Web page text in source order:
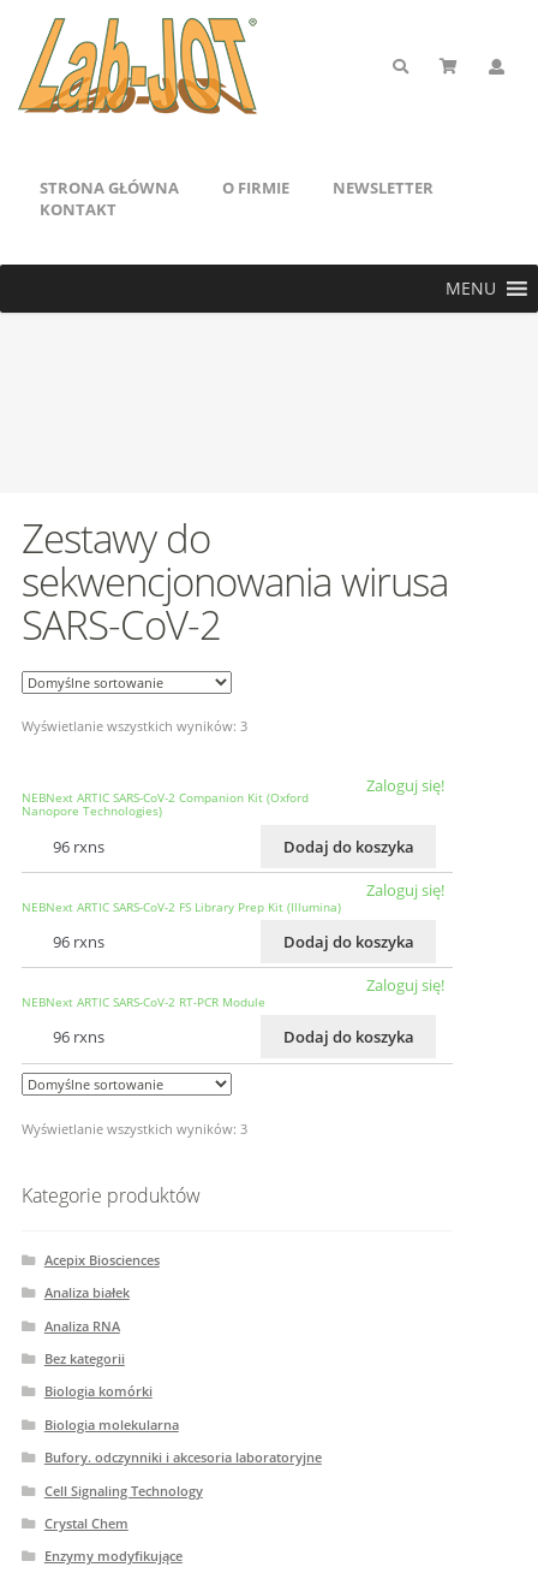
STRONA GŁÓWNA O FIRMIE
NEWSLETTER
KONTAKT
MENU
Zestawy do
sekwencjonowania wirusa
SARS-CoV-2
Wyświetlanie wszystkich wyników: 3
NEBNext ARTIC SARS-CoV-2 Companion Kit (Oxford
Nanopore Technologies)
96 rxns
Zaloguj się!
Dodaj do koszyka
NEBNext ARTIC SARS-CoV-2 FS Library Prep Kit (Illumina)
96 rxns
Zaloguj się!
Dodaj do koszyka
NEBNext ARTIC SARS-CoV-2 RT-PCR Module
96 rxns
Zaloguj się!
Dodaj do koszyka
Wyświetlanie wszystkich wyników: 3
Kategorie produktów
Acepix Biosciences
Analiza białek
Analiza RNA
Bez kategorii
Biologia komórki
Biologia molekularna
Bufory. odczynniki i akcesoria laboratoryjne
Cell Signaling Technology
Crystal Chem
Enzymy modyfikujące